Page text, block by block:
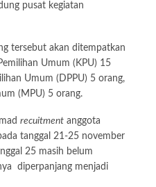
pusat kegiatan
tersebut akan ditempatkan
Umum (KPU) 15
Umum (DPPU) 5 orang,
(MPU) 5 orang.
recuitment anggota
tanggal 21-25 november
25 masih belum
diperpanjang menjadi